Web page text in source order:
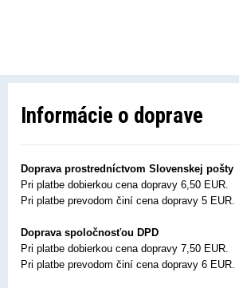
Informácie o doprave
Doprava prostredníctvom Slovenskej pošty
Pri platbe dobierkou cena dopravy 6,50 EUR.
Pri platbe prevodom činí cena dopravy 5 EUR.
Doprava spoločnosťou DPD
Pri platbe dobierkou cena dopravy 7,50 EUR.
Pri platbe prevodom činí cena dopravy 6 EUR.